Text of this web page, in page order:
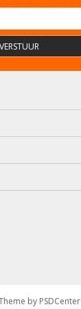
VERSTUUR
by PSDCenter